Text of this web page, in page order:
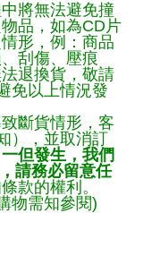
將無法避免撞
品，如為CD片
形，例：商品
刮傷、壓痕
退換貨，敬請
免以上情況發
斷貨情形，客
），並取消訂
但發生，我們
請務必留意任
款的權利。
物需知參閱)